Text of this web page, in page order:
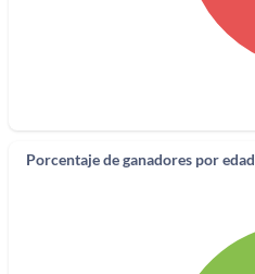
Porcentaje de ganadores por edad